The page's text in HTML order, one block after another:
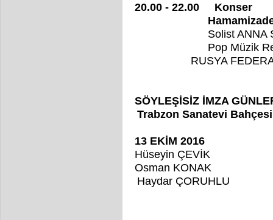
20.00 - 22.00 Konser
Hamamizade
Solist ANNA
Pop Müzik
RUSYA
SÖYLEŞİSİZ İMZA
Trabzon Sanatevi Bahçesi
13 EKİM 2016
Hüseyin ÇEVİK
Osman KONAK
Haydar ÇORUHLU